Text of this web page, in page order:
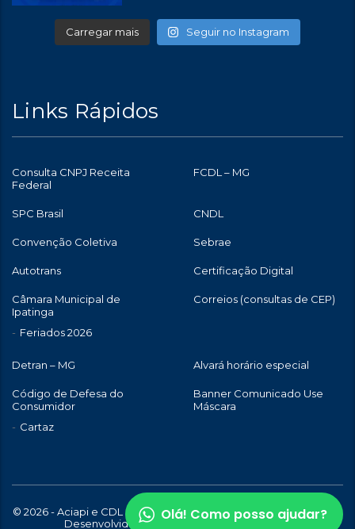
Carregar mais Seguir no Instagram
Links Rápidos
Consulta CNPJ Receita
Federal
FCDL – MG
SPC Brasil CNDL
Convenção Coletiva Sebrae
Autotrans Certificação Digital
Câmara Municipal de
Ipatinga
Feriados 2026
Correios (consultas de CEP)
Detran – MG Alvará horário especial
Código de Defesa do
Consumidor
Cartaz
Banner Comunicado Use
Máscara
© 2026 - Aciapi e CDL de Ipatinga | Todos os direitos reservados |
Desenvolvido com
WebStory.com.br
Olá! Como posso ajudar?